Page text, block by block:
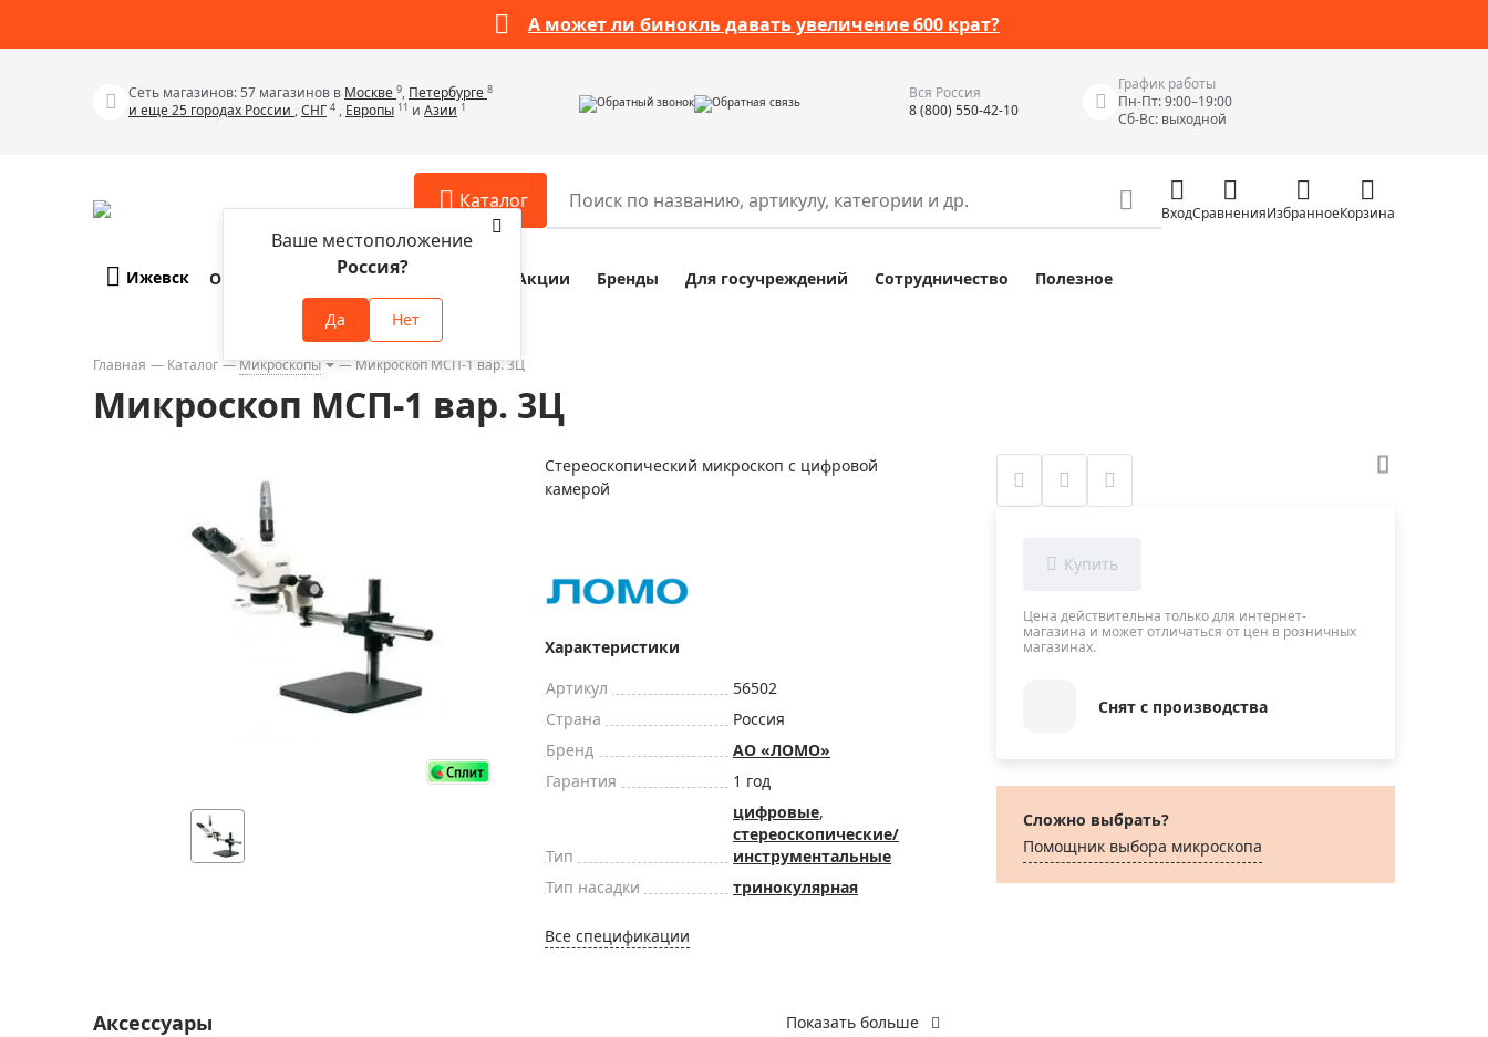
А может ли бинокль давать увеличение 600 крат?
Сеть магазинов: 57 магазинов в Москве 9, Петербурге 8
и еще 25 городах России ,СНГ 4 , Европы 11 и Азии 1 Обратный звонок Обратная связь
Вся Россия
8 (800) 550-42-10
График работы
Пн-Пт: 9:00–19:00
Сб-Вс: выходной
Каталог
Телескопы
Бинокли
Зрительные трубы
Приборы ночного видения
Метеостанции, барометры, часы
Астропланетарии
Аксессуары для микроскопов
Аксессуары для зрительных труб
Аксессуары для биноклей
Аксессуары для луп
Аксессуары для приборов ночного
Распродажа оптики по специальным
ценам
Распродажа выставочных образцов
Разное
Глобусы
Фонари
Элементы питания, карты памяти
Фотоловушки
Экшн-камеры
Измерительные инструменты
Приборы неразрушающего контроля
Приборы теплового контроля
Детекторы проводки
Лазерные дальномеры
Тестеры качества воды
Нивелиры оптические
ВходСравненияИзбранноеКорзина
Ижевск
Ваше местоположение
Россия?
Да Нет
О компании Оплата и доставка Акции Бренды Для госучреждений Сотрудничество Полезное
Главная Каталог Микроскопы Микроскоп МСП-1 вар. 3Ц
Микроскоп МСП-1 вар. 3Ц
Стереоскопический микроскоп с цифровой
камерой
Характеристики
Артикул
56502
Страна
Россия
Бренд
АО «ЛОМО»
Гарантия
1 год
Тип
цифровые,
стереоскопические/
инструментальные
Тип насадки
тринокулярная
Все спецификации
Аксессуары Показать больше
Цена действительна только для интернет-
магазина и может отличаться от цен в розничных
магазинах.
Снят с производства
Сложно выбрать?
Помощник выбора микроскoпа